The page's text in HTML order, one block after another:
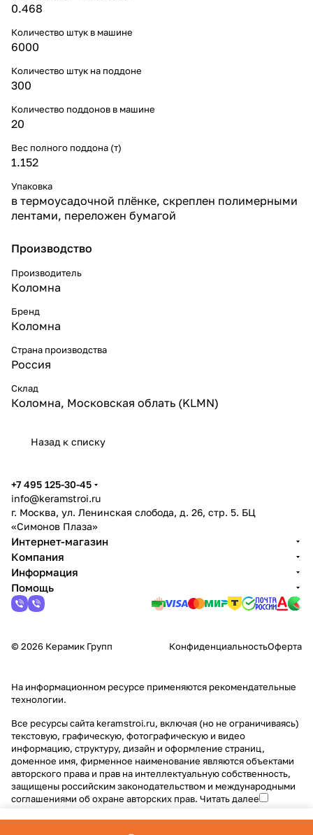
0.468
Количество штук в машине
6000
Количество штук на поддоне
300
Количество поддонов в машине
20
Вес полного поддона (т)
1.152
Упаковка
в термоусадочной плёнке, скреплен полимерными
лентами, переложен бумагой
Производство
Производитель
Коломна
Бренд
Коломна
Страна производства
Россия
Склад
Коломна, Московская облать (KLMN)
Назад к списку
+7 495 125-30-45
info@keramstroi.ru
г. Москва, ул. Ленинская слобода, д. 26, стр. 5. БЦ
«Симонов Плаза»
Интернет-магазин
Компания
Информация
Помощь
© 2026 Керамик Групп КонфиденциальностьОферта
На информационном ресурсе применяются рекомендательные
технологии.
Все ресурсы сайта keramstroi.ru, включая (но не ограничиваясь)
текстовую, графическую, фотографическую и видео
информацию, структуру, дизайн и оформление страниц,
доменное имя, фирменное наименование являются объектами
авторского права и прав на интеллектуальную собственность,
защищены российским законодательством и международными
соглашениями об охране авторских прав. Читать далее